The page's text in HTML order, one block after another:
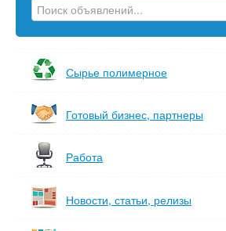
Изделия
Еще
Сырье полимерное
Готовый бизнес, партнеры
Работа
Новости, статьи, релизы